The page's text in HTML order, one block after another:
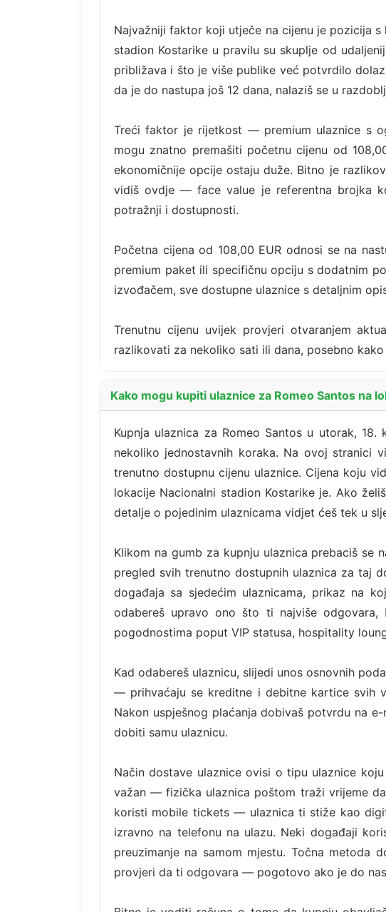
Najvažniji faktor koji utječe na cijenu je pozicija
stadion Kostarike u pravilu su skuplje od
približava i što je više publike već potvrdilo
da je do nastupa još 12 dana, nalaziš se u
Treći faktor je rijetkost — premium ulaznice s
mogu znatno premašiti početnu cijenu od
ekonomičnije opcije ostaju duže. Bitno je
vidiš ovdje — face value je referentna brojka
potražnji i dostupnosti.
Početna cijena od 108,00 EUR odnosi se na
premium paket ili specifičnu opciju s dodatnim
izvođačem, sve dostupne ulaznice s detaljnim
Trenutnu cijenu uvijek provjeri otvaranjem
razlikovati za nekoliko sati ili dana, posebno
Kako mogu kupiti ulaznice za Romeo Santos na
Kupnja ulaznica za Romeo Santos u utorak,
nekoliko jednostavnih koraka. Na ovoj stranici
trenutno dostupnu cijenu ulaznice. Cijena koju
lokacije Nacionalni stadion Kostarike je. Ako
detalje o pojedinim ulaznicama vidjet ćeš tek u
Klikom na gumb za kupnju ulaznica prebaciš se
pregled svih trenutno dostupnih ulaznica za taj
događaja sa sjedećim ulaznicama, prikaz na
odabereš upravo ono što ti najviše
pogodnostima poput VIP statusa, hospitality
Kad odabereš ulaznicu, slijedi unos osnovnih
— prihvaćaju se kreditne i debitne kartice svih
Nakon uspješnog plaćanja dobivaš potvrdu na
dobiti samu ulaznicu.
Način dostave ulaznice ovisi o tipu ulaznice
važan — fizička ulaznica poštom traži vrijeme
koristi mobile tickets — ulaznica ti stiže kao
izravno na telefonu na ulazu. Neki događaji
preuzimanje na samom mjestu. Točna
provjeri da ti odgovara — pogotovo ako je do